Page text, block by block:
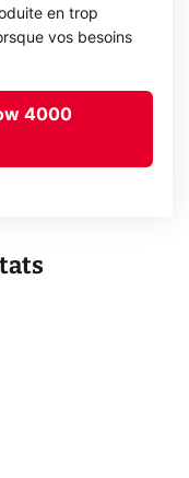
en trop
vos besoins
4000